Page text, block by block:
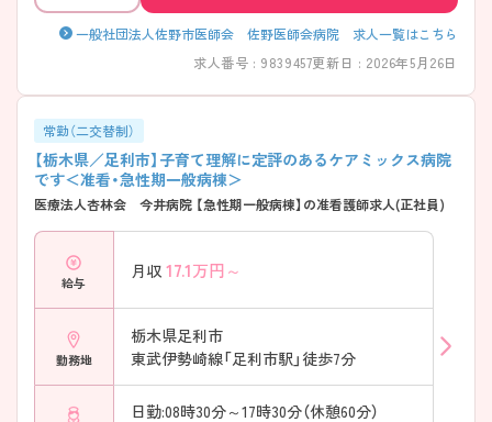
一般社団法人佐野市医師会 佐野医師会病院 求人一覧はこちら
求人番号 : 9839457更新日 : 2026年5月26日
常勤（二交替制）
【栃木県／足利市】子育て理解に定評のあるケアミックス病院
です＜准看・急性期一般病棟＞
医療法人杏林会 今井病院 【急性期一般病棟】の准看護師求人(正社員)
給与
月収 17.1万円～
勤務地
栃木県足利市
東武伊勢崎線「足利市駅」徒歩7分
日勤:08時30分～17時30分（休憩60分）